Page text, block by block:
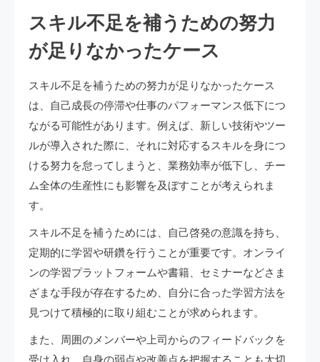
スキル不足を補うための努力
が足りなかったケース
スキル不足を補うための努力が足りなかったケース
は、自己成長の停滞や仕事のパフォーマンス低下につ
ながる可能性があります。例えば、新しい技術やツー
ルが導入された際に、それに対応するスキルを身につ
ける努力を怠ってしまうと、業務効率が低下し、チー
ム全体の生産性にも影響を及ぼすことが考えられま
す。
スキル不足を補うためには、自己啓発の意識を持ち、
定期的に学習や研鑽を行うことが重要です。オンライ
ンの学習プラットフォームや書籍、セミナーなどさま
ざまな手段が存在するため、自分に合った学習方法を
見つけて積極的に取り組むことが求められます。
また、周囲のメンバーや上司からのフィードバックを